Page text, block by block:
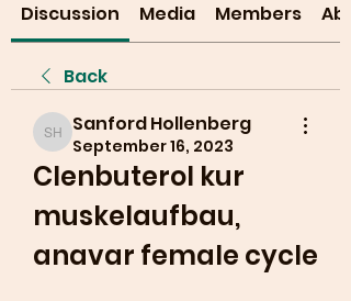
Discussion Media Members
Back
Sanford Hollenberg
Sanford Hollenberg
September 16, 2023
Clenbuterol kur
muskelaufbau,
anavar female cycle